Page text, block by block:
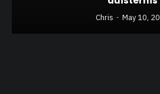
Chris May 10,